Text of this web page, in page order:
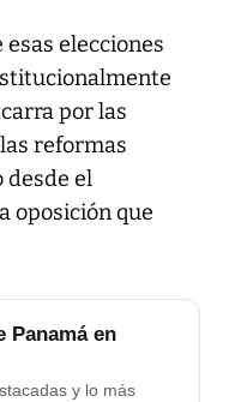
elecciones
por las
reformas
desde el
oposición que
Panamá en
y lo más